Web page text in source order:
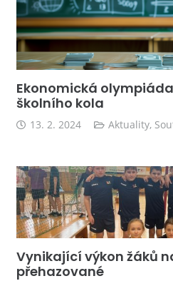
Ekonomická
školního kola
13. 2. 2024 Aktuality,
Vynikající výkon žáků
přehazované